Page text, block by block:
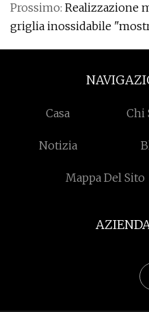
Prossimo: Realizzazione
griglia inossidabile
Casa Chi
Notizia
Mappa Del Sito